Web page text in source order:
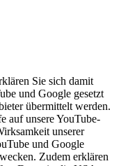
Sie sich damit
und Google gesetzt
übermittelt werden.
auf unsere YouTube-
unserer
und Google
Zudem erklären